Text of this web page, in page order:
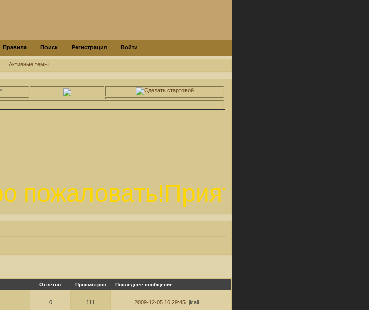
Правила Поиск Регистрация Войти
Активные темы
пожаловать!Приятной игры!
Ответов Просмотров Последнее сообщение
0
111 2009-12-05 16:29:45 jicail